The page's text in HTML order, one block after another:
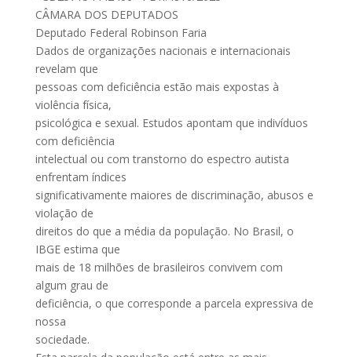
CÂMARA DOS DEPUTADOS
Deputado Federal Robinson Faria
Dados de organizações nacionais e internacionais
revelam que
pessoas com deficiência estão mais expostas à
violência física,
psicológica e sexual. Estudos apontam que indivíduos
com deficiência
intelectual ou com transtorno do espectro autista
enfrentam índices
significativamente maiores de discriminação, abusos e
violação de
direitos do que a média da população. No Brasil, o
IBGE estima que
mais de 18 milhões de brasileiros convivem com
algum grau de
deficiência, o que corresponde a parcela expressiva de
nossa
sociedade.